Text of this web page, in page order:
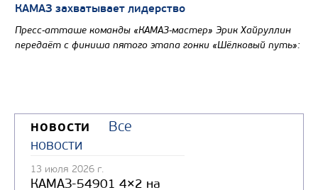
КАМАЗ захватывает лидерство
Пресс-атташе команды «КАМАЗ-мастер» Эрик Хайруллин
передаёт с финиша пятого этапа гонки «Шёлковый путь»:
НОВОСТИ
Все
новости
13 июля 2026 г.
КАМАЗ-54901 4×2 на